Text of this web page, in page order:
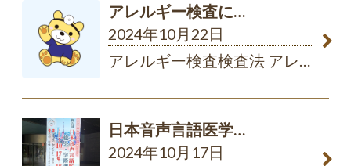
アレルギー検査に…
2024年10月22日
アレルギー検査検査法 アレ…
日本音声言語医学…
2024年10月17日